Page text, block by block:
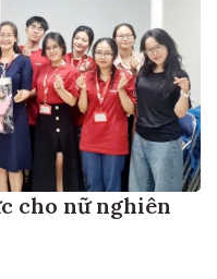
cho nữ nghiên